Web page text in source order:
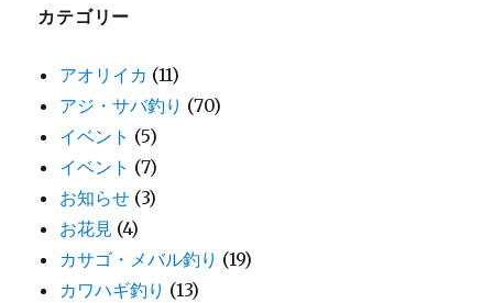
カテゴリー
アオリイカ (11)
アジ・サバ釣り (70)
イベント (5)
イベント (7)
お知らせ (3)
お花見 (4)
カサゴ・メバル釣り (19)
カワハギ釣り (13)